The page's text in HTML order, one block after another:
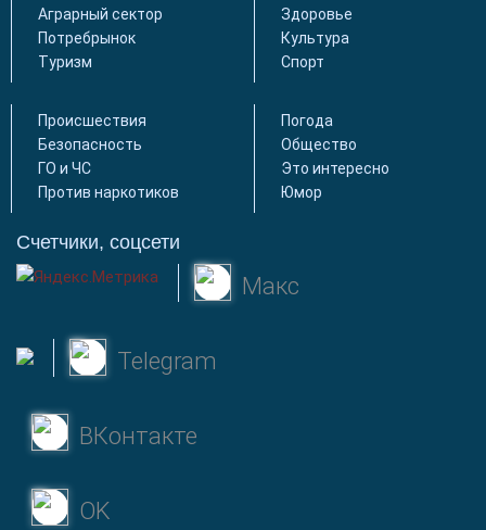
Аграрный сектор
Потребрынок
Туризм
Здоровье
Культура
Спорт
Происшествия
Безопасность
ГО и ЧС
Против наркотиков
Погода
Общество
Это интересно
Юмор
Счетчики, соцсети
Макс
Telegram
ВКонтакте
OK